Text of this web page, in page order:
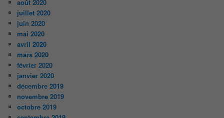
août 2020
juillet 2020
juin 2020
mai 2020
avril 2020
mars 2020
février 2020
janvier 2020
décembre 2019
novembre 2019
octobre 2019